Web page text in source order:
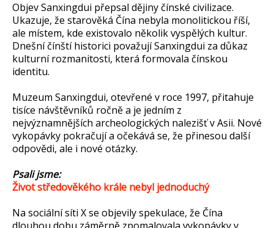
Objev Sanxingdui přepsal dějiny čínské civilizace.
Ukazuje, že starověká Čína nebyla monolitickou říší,
ale místem, kde existovalo několik vyspělých kultur.
Dnešní čínští historici považují Sanxingdui za důkaz
kulturní rozmanitosti, která formovala čínskou
identitu.
Muzeum Sanxingdui, otevřené v roce 1997, přitahuje
tisíce návštěvníků ročně a je jedním z
nejvýznamnějších archeologických nalezišť v Asii. Nové
vykopávky pokračují a očekává se, že přinesou další
odpovědi, ale i nové otázky.
Psali jsme:
Život středověkého krále nebyl jednoduchý
Na sociální síti X se objevily spekulace, že Čína